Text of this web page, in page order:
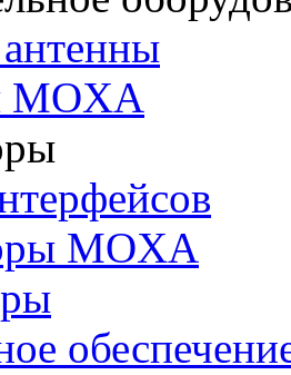
MOXA
MOXA